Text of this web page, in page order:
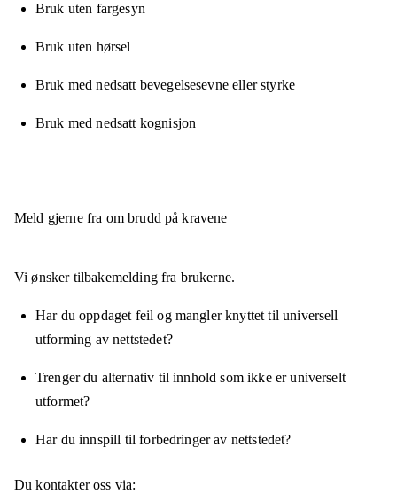
Bruk uten fargesyn
Bruk uten hørsel
Bruk med nedsatt bevegelsesevne eller styrke
Bruk med nedsatt kognisjon
Meld gjerne fra om brudd på kravene
Vi ønsker tilbakemelding fra brukerne.
Har du oppdaget feil og mangler knyttet til universell
utforming av nettstedet?
Trenger du alternativ til innhold som ikke er universelt
utformet?
Har du innspill til forbedringer av nettstedet?
Du kontakter oss via: